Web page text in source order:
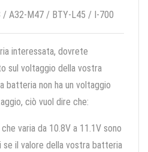
/ A32-M47 / BTY-L45 / I-700
interessata, dovrete
sul voltaggio della vostra
batteria non ha un voltaggio
ciò vuol dire che:
varia da 10.8V a 11.1V sono
il valore della vostra batteria